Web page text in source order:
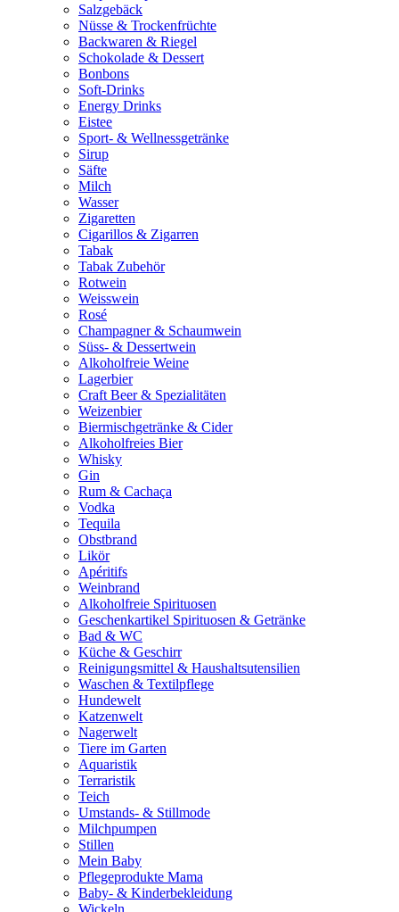
Salzgebäck
Nüsse & Trockenfrüchte
Backwaren & Riegel
Schokolade & Dessert
Bonbons
Soft-Drinks
Energy Drinks
Eistee
Sport- & Wellnessgetränke
Sirup
Säfte
Milch
Wasser
Zigaretten
Cigarillos & Zigarren
Tabak
Tabak Zubehör
Rotwein
Weisswein
Rosé
Champagner & Schaumwein
Süss- & Dessertwein
Alkoholfreie Weine
Lagerbier
Craft Beer & Spezialitäten
Weizenbier
Biermischgetränke & Cider
Alkoholfreies Bier
Whisky
Gin
Rum & Cachaça
Vodka
Tequila
Obstbrand
Likör
Apéritifs
Weinbrand
Alkoholfreie Spirituosen
Geschenkartikel Spirituosen & Getränke
Bad & WC
Küche & Geschirr
Reinigungsmittel & Haushaltsutensilien
Waschen & Textilpflege
Hundewelt
Katzenwelt
Nagerwelt
Tiere im Garten
Aquaristik
Terraristik
Teich
Umstands- & Stillmode
Milchpumpen
Stillen
Mein Baby
Pflegeprodukte Mama
Baby- & Kinderbekleidung
Wickeln